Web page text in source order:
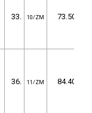
33. 10/ZM 73.50
36. 11/ZM 84.40